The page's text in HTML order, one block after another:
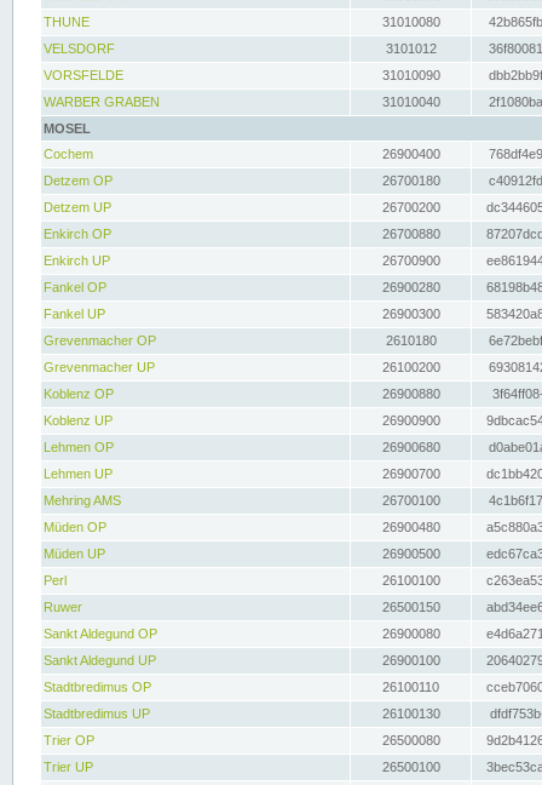
THUNE
31010080
VELSDORF
3101012
VORSFELDE
31010090
WARBER GRABEN
31010040
MOSEL
Cochem
26900400
Detzem OP
26700180
Detzem UP
26700200
Enkirch OP
26700880
Enkirch UP
26700900
Fankel OP
26900280
Fankel UP
26900300
Grevenmacher OP
2610180
Grevenmacher UP
26100200
Koblenz OP
26900880
Koblenz UP
26900900
Lehmen OP
26900680
Lehmen UP
26900700
Mehring AMS
26700100
Müden OP
26900480
Müden UP
26900500
Perl
26100100
Ruwer
26500150
Sankt Aldegund OP
26900080
Sankt Aldegund UP
26900100
Stadtbredimus OP
26100110
Stadtbredimus UP
26100130
Trier OP
26500080
Trier UP
26500100